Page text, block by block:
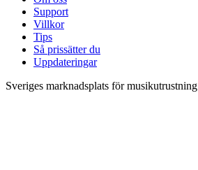
Support
Villkor
Tips
Så prissätter du
Uppdateringar
Sveriges marknadsplats för musikutrustning